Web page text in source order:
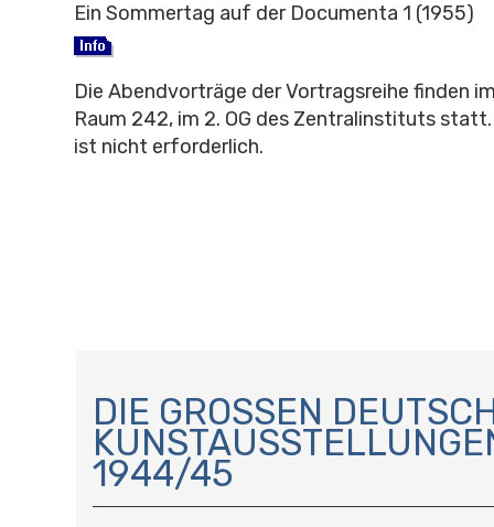
Ein Sommertag auf der Documenta 1 (1955)
Die Abendvorträge der Vortragsreihe finden
Raum 242, im 2. OG des Zentralinstituts
ist nicht erforderlich.
A
V
I
G
A
DIE GROSSEN
944/45